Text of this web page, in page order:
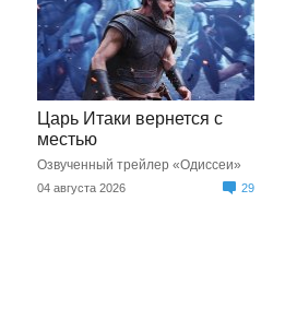
Царь Итаки вернется с
местью
Озвученный трейлер «Одиссеи»
04 августа 2026 29